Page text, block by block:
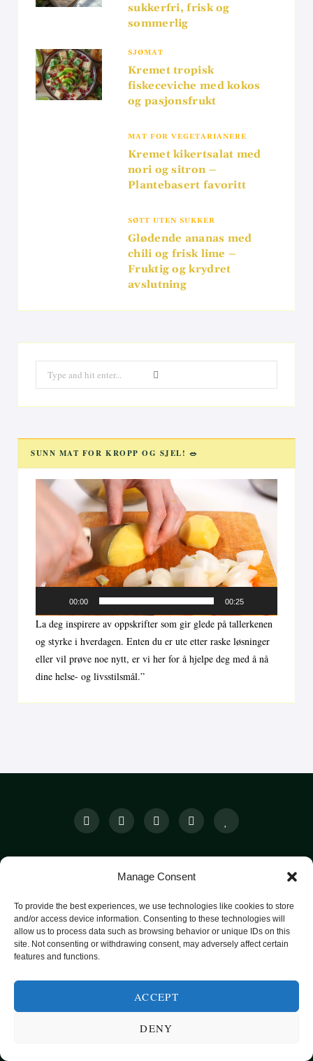
Manage Consent
To provide the best experiences, we use technologies like cookies to store
and/or access device information. Consenting to these technologies will
allow us to process data such as browsing behavior or unique IDs on this
site. Not consenting or withdrawing consent, may adversely affect certain
features and functions.
ACCEPT
DENY
sukkerfri, frisk og
sommerlig
SJØMAT
Kremet tropisk
fiskeceviche med kokos
og pasjonsfrukt
MAT FOR VEGETARIANERE
Kremet kikertsalat med
nori og sitron –
Plantebasert favoritt
SØTT UTEN SUKKER
Glødende ananas med
chili og frisk lime –
Fruktig og krydret
avslutning
for:
SUNN MAT FOR KROPP OG SJEL! 🥗
Videoavspiller
00:00 00:25
La deg inspirere av oppskrifter som gir glede på tallerkenen
og styrke i hverdagen. Enten du er ute etter raske løsninger
eller vil prøve noe nytt, er vi her for å hjelpe deg med å nå
dine helse- og livsstilsmål.”
POPULÆRE OPPSKRIFTER
FROKOST
HOVEDRETTER
PASTA